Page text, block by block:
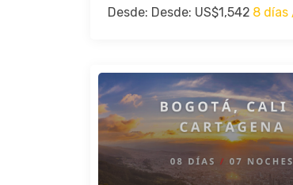
Desde: Desde: US$1,542 8 días